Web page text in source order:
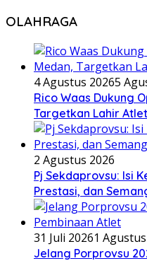
OLAHRAGA
4 Agustus 20265
Rico Waas Dukung
Targetkan Lahir
2 Agustus 2026
Pj Sekdaprovsu: Isi
Prestasi, dan
31 Juli 20261
Jelang Porprovsu